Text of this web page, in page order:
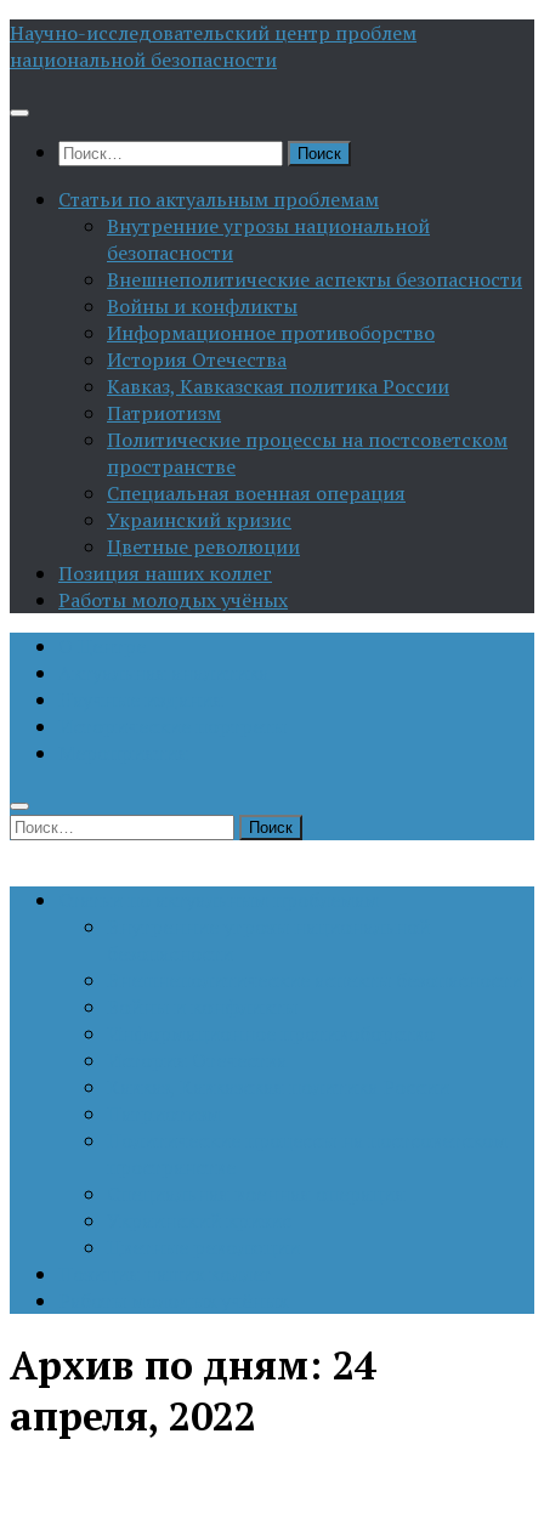
Перейти
к
Научно-исследовательский центр проблем
национальной безопасности
Найти:
Статьи по актуальным проблемам
Внутренние угрозы национальной
безопасности
Внешнеполитические аспекты безопасности
Войны и конфликты
Информационное противоборство
История Отечества
Кавказ, Кавказская политика России
Патриотизм
Политические процессы на постсоветском
пространстве
Специальная военная операция
Украинский кризис
Цветные революции
Позиция наших коллег
Работы молодых учёных
Найти:
Архив по дням: 24
апреля, 2022